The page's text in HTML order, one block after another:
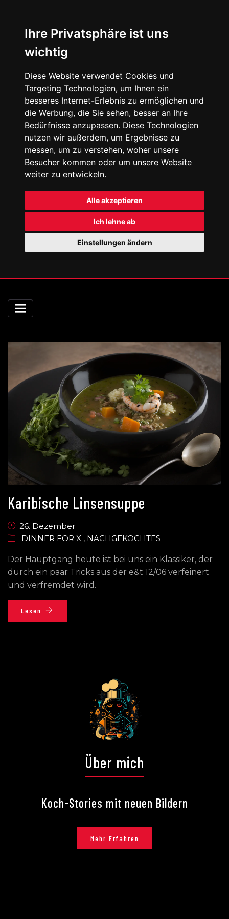
Ihre Privatsphäre ist uns
wichtig
Diese Website verwendet Cookies und
Targeting Technologien, um Ihnen ein
besseres Internet-Erlebnis zu ermöglichen und
die Werbung, die Sie sehen, besser an Ihre
Bedürfnisse anzupassen. Diese Technologien
nutzen wir außerdem, um Ergebnisse zu
messen, um zu verstehen, woher unsere
Besucher kommen oder um unsere Website
weiter zu entwickeln.
Alle akzeptieren
Ich lehne ab
Einstellungen ändern
Karibische Linsensuppe
26. Dezember
DINNER FOR X , NACHGEKOCHTES
Der Hauptgang heute ist bei uns ein Klassiker, der
durch ein paar Tricks aus der e&t 12/06 verfeinert
und verfremdet wird.
Lesen
Über mich
Koch-Stories mit neuen Bildern
Mehr Erfahren